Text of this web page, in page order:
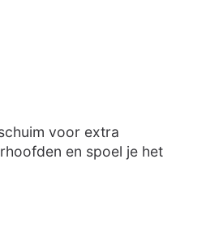
voor extra
en spoel je het